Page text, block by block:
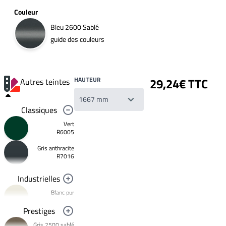
Couleur
Bleu 2600 Sablé
guide des couleurs
Autres teintes
Classiques
Vert
R6005
Gris anthracite
R7016
Industrielles
Blanc pur
Noir foncé
Prestiges
HAUTEUR 29,24€ TTC
Votre
liste
souhaits
Un
produit
Créer